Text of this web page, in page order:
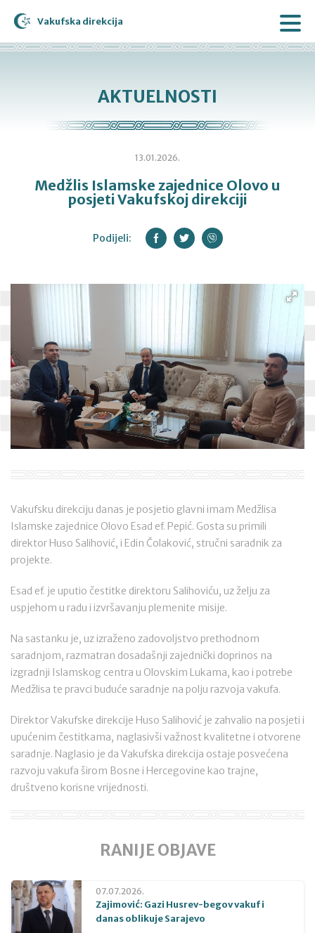
Vakufska direkcija
AKTUELNOSTI
13.01.2026.
Medžlis Islamske zajednice Olovo u
posjeti Vakufskoj direkciji
Podijeli:
Vakufsku direkciju danas je posjetio glavni imam Medžlisa
Islamske zajednice Olovo Esad ef. Pepić. Gosta su primili
direktor Huso Salihović, i Edin Čolaković, stručni saradnik za
projekte.
Esad ef. je uputio čestitke direktoru Salihoviću, uz želju za
uspjehom u radu i izvršavanju plemenite misije.
Na sastanku je, uz izraženo zadovoljstvo prethodnom
saradnjom, razmatran dosadašnji zajednički doprinos na
izgradnji Islamskog centra u Olovskim Lukama, kao i potrebe
Medžlisa te pravci buduće saradnje na polju razvoja vakufa.
Direktor Vakufske direkcije Huso Salihović je zahvalio na posjeti i
upućenim čestitkama, naglasivši važnost kvalitetne i otvorene
saradnje. Naglasio je da Vakufska direkcija ostaje posvećena
razvoju vakufa širom Bosne i Hercegovine kao trajne,
društveno korisne vrijednosti.
RANIJE OBJAVE
07.07.2026.
Zajimović: Gazi Husrev-begov vakuf i
danas oblikuje Sarajevo